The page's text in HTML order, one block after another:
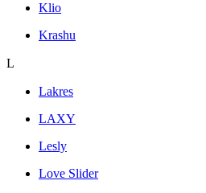
Klio
Krashu
L
Lakres
LAXY
Lesly
Love Slider